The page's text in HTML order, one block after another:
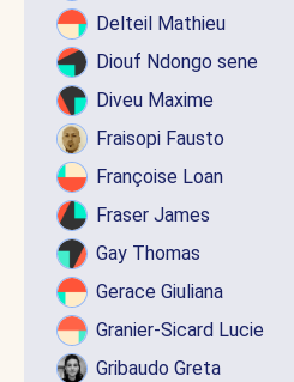
Delteil Mathieu
Diouf Ndongo sene
Diveu Maxime
Fraisopi Fausto
Françoise Loan
Fraser James
Gay Thomas
Gerace Giuliana
Granier-Sicard Lucie
Gribaudo Greta